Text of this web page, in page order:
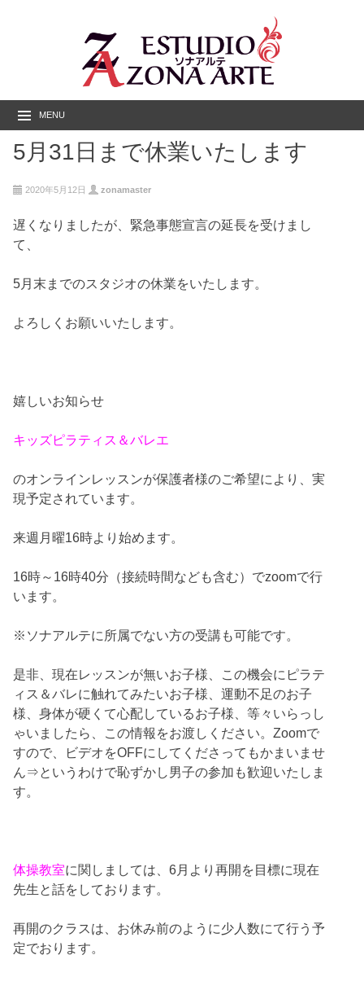
MENU
5月31日まで休業いたします
2020年5月12日 zonamaster
遅くなりましたが、緊急事態宣言の延長を受けまし
て、
5月末までのスタジオの休業をいたします。
よろしくお願いいたします。
嬉しいお知らせ
キッズピラティス＆バレエ
のオンラインレッスンが保護者様のご希望により、実
現予定されています。
来週月曜16時より始めます。
16時～16時40分（接続時間なども含む）でzoomで行
います。
※ソナアルテに所属でない方の受講も可能です。
是非、現在レッスンが無いお子様、この機会にピラテ
ィス＆バレに触れてみたいお子様、運動不足のお子
様、身体が硬くて心配しているお子様、等々いらっし
ゃいましたら、この情報をお渡しください。Zoomで
すので、ビデオをOFFにしてくださってもかまいませ
ん⇒というわけで恥ずかし男子の参加も歓迎いたしま
す。
体操教室に関しましては、6月より再開を目標に現在
先生と話をしております。
再開のクラスは、お休み前のように少人数にて行う予
定でおります。